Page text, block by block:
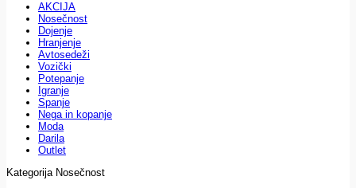
AKCIJA
Nosečnost
Dojenje
Hranjenje
Avtosedeži
Vozički
Potepanje
Igranje
Spanje
Nega in kopanje
Moda
Darila
Outlet
Kategorija Nosečnost